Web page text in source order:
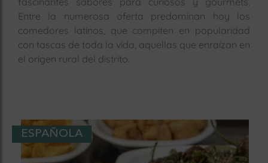
Entre la numerosa oferta predominan hoy los
comedores latinos, que compiten en popularidad
con tascas de toda la vida, aquellas que enraízan en
el origen rural del distrito.
ESPAÑOLA